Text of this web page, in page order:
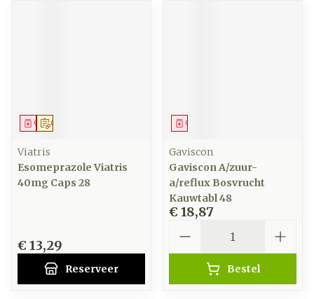
Op voorschrift
Geneesmiddel
Viatris
Esomeprazole Viatris
40mg Caps 28
€ 13,29
Reserveer
Geneesmiddel
Gaviscon
Gaviscon A/zuur-
a/reflux Bosvrucht
Kauwtabl 48
€ 18,87
Bestel